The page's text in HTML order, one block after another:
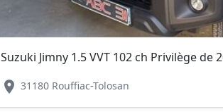
Suzuki Jimny 1.5 VVT 102 ch Privilège de
location_on 31180 Rouffiac-Tolosan